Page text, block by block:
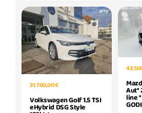
31.700,00 €
Volkswagen Golf 1.5 TSI
eHybrid DSG Style
Aut*
line